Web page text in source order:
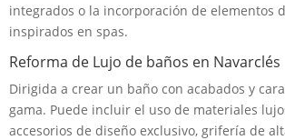
integrados o la incorporación de elementos
inspirados en spas.
Reforma de Lujo de baños en Navarclés
Dirigida a crear un baño con acabados y
gama. Puede incluir el uso de materiales
accesorios de diseño exclusivo, grifería de